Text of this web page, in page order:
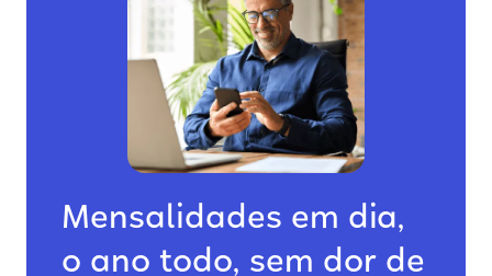
Mensalidades em dia,
o ano todo, sem dor de